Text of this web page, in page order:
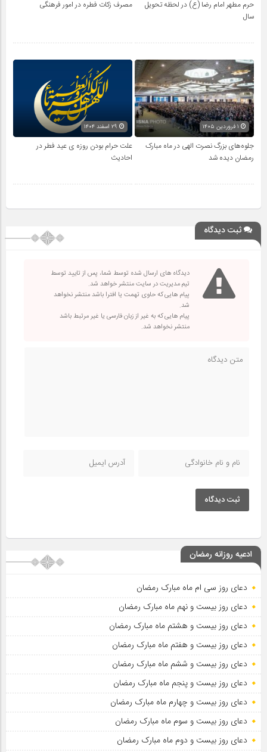
حرم مطهر امام رضا (ع) در لحظه تحویل
سال
مصرف زکات فطره در امور فرهنگی
جلوه‌های بزرگ نصرت الهی در ماه مبارک
رمضان دیده شد
علت حرام بودن روزه ی عید فطر در
احادیث
ثبت دیدگاه
دیدگاه های ارسال شده توسط شما، پس از تایید توسط
تیم مدیریت در سایت منتشر خواهد شد.
پیام هایی که حاوی تهمت یا افترا باشد منتشر نخواهد
شد.
پیام هایی که به غیر از زبان فارسی یا غیر مرتبط باشد
منتشر نخواهد شد.
ثبت دیدگاه
ادعیه روزانه رمضان
دعای روز سی ام ماه مبارک رمضان
دعای روز بیست و نهم ماه مبارک رمضان
دعای روز بیست و هشتم ماه مبارک رمضان
دعای روز بیست و هفتم ماه مبارک رمضان
دعای روز بیست و ششم ماه مبارک رمضان
دعای روز بیست و پنجم ماه مبارک رمضان
دعای روز بیست و چهارم ماه مبارک رمضان
دعای روز بیست و سوم ماه مبارک رمضان
دعای روز بیست و دوم ماه مبارک رمضان